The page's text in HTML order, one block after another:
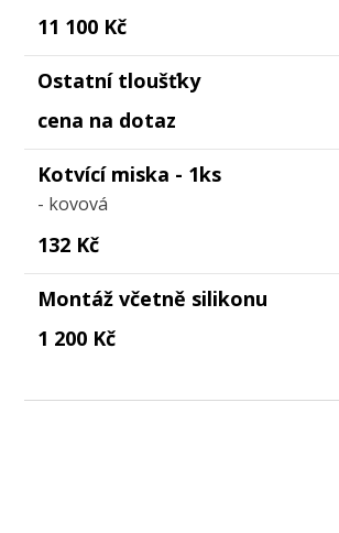
11 100 Kč
Ostatní tloušťky
cena na dotaz
Kotvící miska - 1ks
- kovová
132 Kč
Montáž včetně silikonu
1 200 Kč